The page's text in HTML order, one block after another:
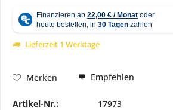
Lieferzeit 1 Werktage
Merken Empfehlen
Artikel-Nr.:
17973